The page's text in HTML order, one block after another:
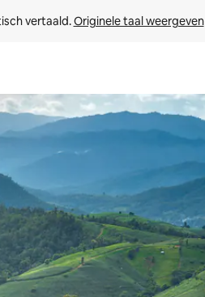
vertaald. Originele taal weergeven